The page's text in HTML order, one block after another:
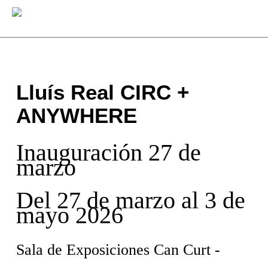
Skip
main
Lluís Real CIRC +
ANYWHERE
Inauguración 27 de
marzo
Del 27 de marzo al 3 de
mayo 2026
Sala de Exposiciones Can Curt -